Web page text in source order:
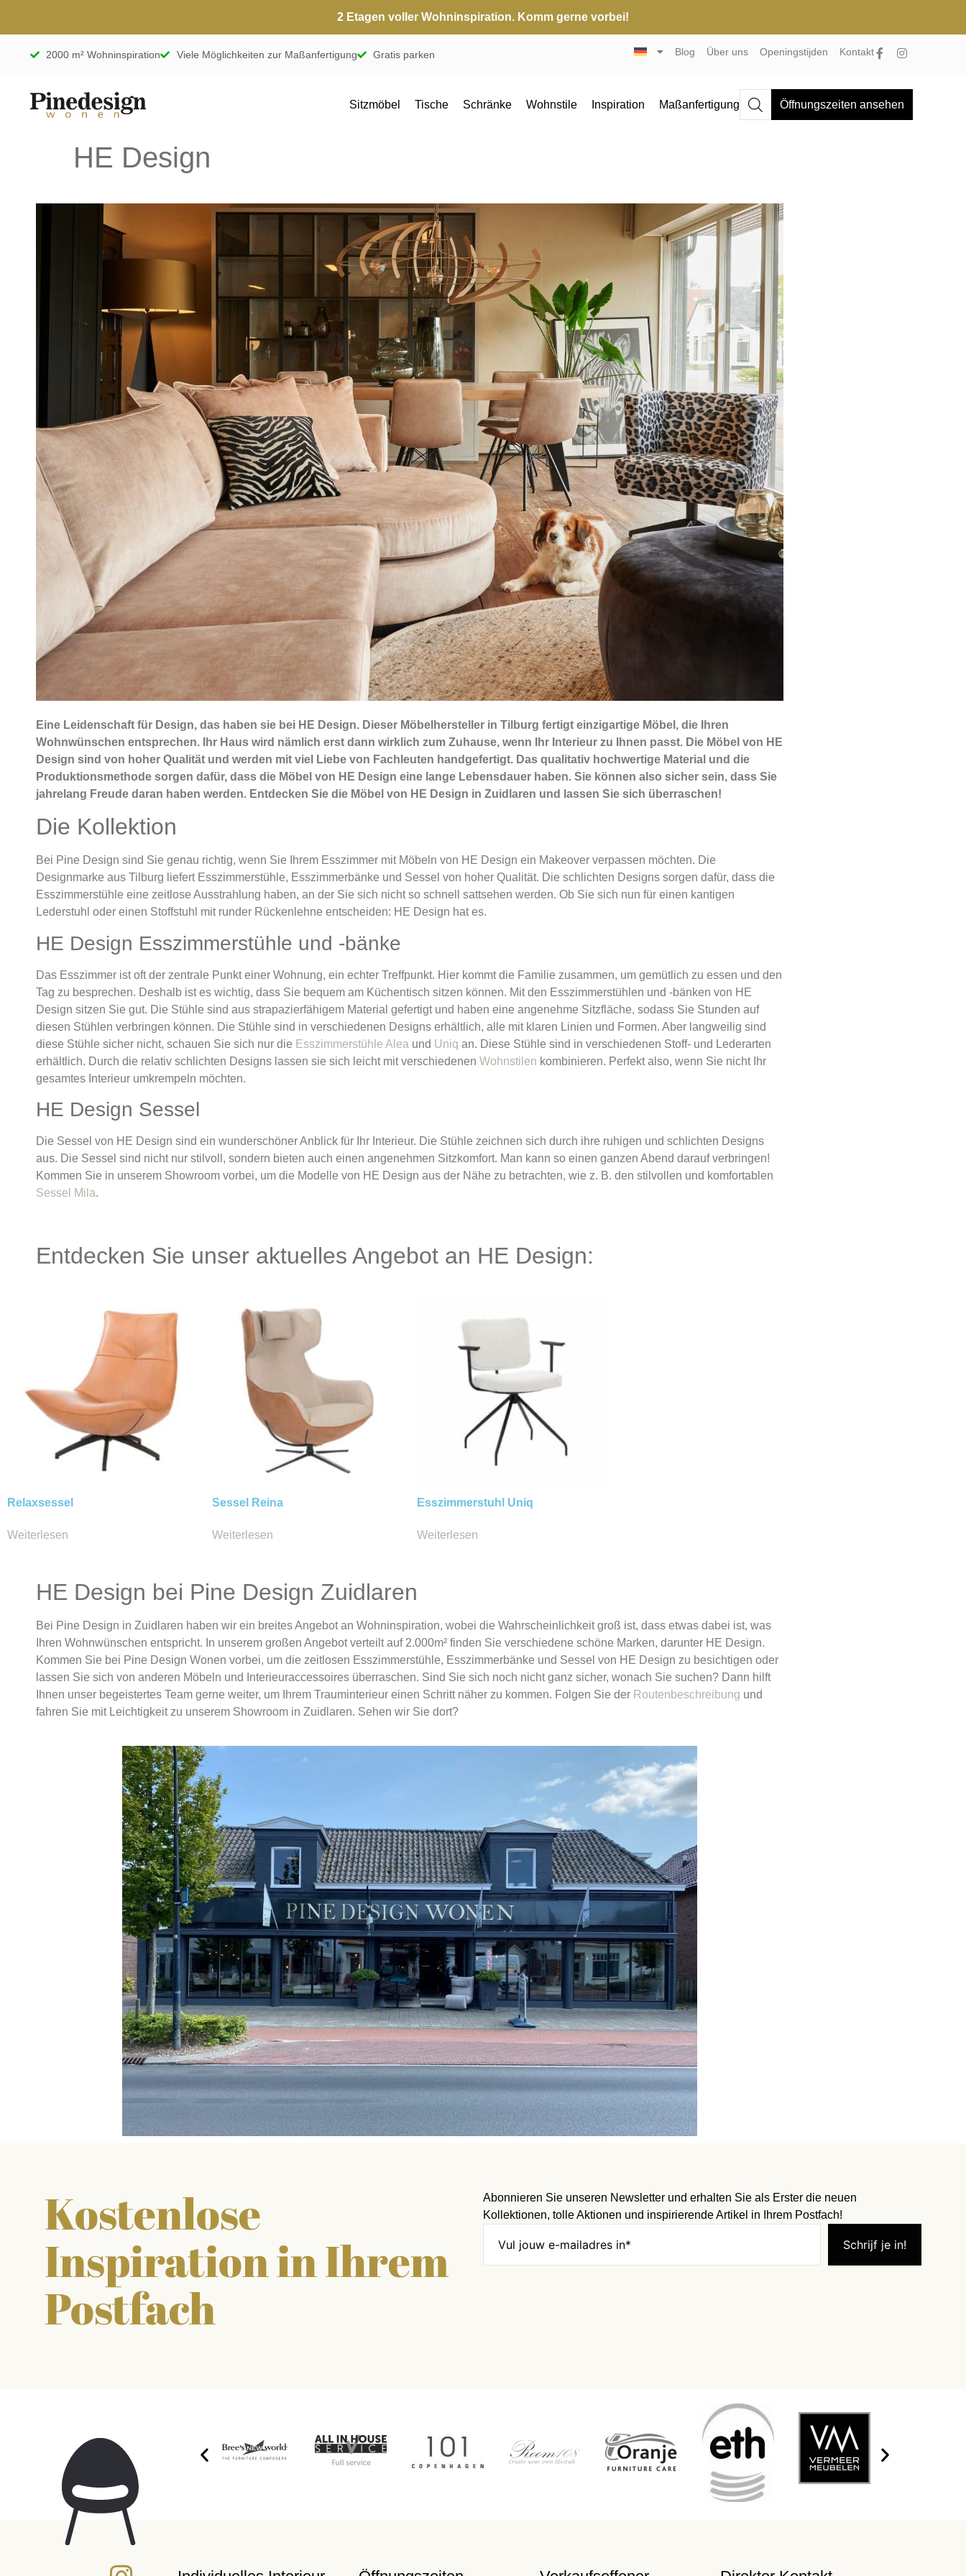
2 Etagen voller Wohninspiration. Komm gerne vorbei!
2000 m² Wohninspiration Viele Möglichkeiten zur Maßanfertigung Gratis parken Blog Über uns Openingstijden Kontakt
Sitzmöbel Tische Schränke Wohnstile Inspiration Maßanfertigung Öffnungszeiten ansehen
HE Design
Eine Leidenschaft für Design, das haben sie bei HE Design. Dieser Möbelhersteller in Tilburg fertigt einzigartige Möbel, die Ihren
Wohnwünschen entsprechen. Ihr Haus wird nämlich erst dann wirklich zum Zuhause, wenn Ihr Interieur zu Ihnen passt. Die Möbel von HE
Design sind von hoher Qualität und werden mit viel Liebe von Fachleuten handgefertigt. Das qualitativ hochwertige Material und die
Produktionsmethode sorgen dafür, dass die Möbel von HE Design eine lange Lebensdauer haben. Sie können also sicher sein, dass Sie
jahrelang Freude daran haben werden. Entdecken Sie die Möbel von HE Design in Zuidlaren und lassen Sie sich überraschen!
Die Kollektion
Bei Pine Design sind Sie genau richtig, wenn Sie Ihrem Esszimmer mit Möbeln von HE Design ein Makeover verpassen möchten. Die
Designmarke aus Tilburg liefert Esszimmerstühle, Esszimmerbänke und Sessel von hoher Qualität. Die schlichten Designs sorgen dafür, dass die
Esszimmerstühle eine zeitlose Ausstrahlung haben, an der Sie sich nicht so schnell sattsehen werden. Ob Sie sich nun für einen kantigen
Lederstuhl oder einen Stoffstuhl mit runder Rückenlehne entscheiden: HE Design hat es.
HE Design Esszimmerstühle und -bänke
Das Esszimmer ist oft der zentrale Punkt einer Wohnung, ein echter Treffpunkt. Hier kommt die Familie zusammen, um gemütlich zu essen und den
Tag zu besprechen. Deshalb ist es wichtig, dass Sie bequem am Küchentisch sitzen können. Mit den Esszimmerstühlen und -bänken von HE
Design sitzen Sie gut. Die Stühle sind aus strapazierfähigem Material gefertigt und haben eine angenehme Sitzfläche, sodass Sie Stunden auf
diesen Stühlen verbringen können. Die Stühle sind in verschiedenen Designs erhältlich, alle mit klaren Linien und Formen. Aber langweilig sind
diese Stühle sicher nicht, schauen Sie sich nur die Esszimmerstühle Alea und Uniq an. Diese Stühle sind in verschiedenen Stoff- und Lederarten
erhältlich. Durch die relativ schlichten Designs lassen sie sich leicht mit verschiedenen Wohnstilen kombinieren. Perfekt also, wenn Sie nicht Ihr
gesamtes Interieur umkrempeln möchten.
HE Design Sessel
Die Sessel von HE Design sind ein wunderschöner Anblick für Ihr Interieur. Die Stühle zeichnen sich durch ihre ruhigen und schlichten Designs
aus. Die Sessel sind nicht nur stilvoll, sondern bieten auch einen angenehmen Sitzkomfort. Man kann so einen ganzen Abend darauf verbringen!
Kommen Sie in unserem Showroom vorbei, um die Modelle von HE Design aus der Nähe zu betrachten, wie z. B. den stilvollen und komfortablen
Sessel Mila.
Entdecken Sie unser aktuelles Angebot an HE Design:
Relaxsessel
Weiterlesen
Sessel Reina
Weiterlesen
Esszimmerstuhl Uniq
Weiterlesen
HE Design bei Pine Design Zuidlaren
Bei Pine Design in Zuidlaren haben wir ein breites Angebot an Wohninspiration, wobei die Wahrscheinlichkeit groß ist, dass etwas dabei ist, was
Ihren Wohnwünschen entspricht. In unserem großen Angebot verteilt auf 2.000m² finden Sie verschiedene schöne Marken, darunter HE Design.
Kommen Sie bei Pine Design Wonen vorbei, um die zeitlosen Esszimmerstühle, Esszimmerbänke und Sessel von HE Design zu besichtigen oder
lassen Sie sich von anderen Möbeln und Interieuraccessoires überraschen. Sind Sie sich noch nicht ganz sicher, wonach Sie suchen? Dann hilft
Ihnen unser begeistertes Team gerne weiter, um Ihrem Trauminterieur einen Schritt näher zu kommen. Folgen Sie der Routenbeschreibung und
fahren Sie mit Leichtigkeit zu unserem Showroom in Zuidlaren. Sehen wir Sie dort?
Kostenlose
Inspiration in Ihrem
Postfach
Abonnieren Sie unseren Newsletter und erhalten Sie als Erster die neuen
Kollektionen, tolle Aktionen und inspirierende Artikel in Ihrem Postfach!